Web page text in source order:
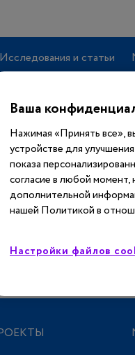
Исследования и статьи
получить
сайта
Ваша
Нажимая «Принять все»,
устройстве для
показа
согласие в любой
дополнительной
нашей Политикой в
Настройки файлов